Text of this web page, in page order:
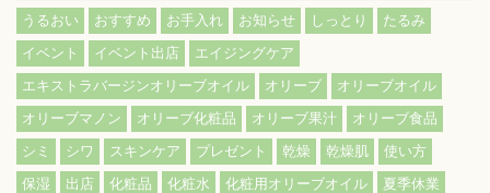
うるおい おすすめ お手入れ お知らせ しっとり
たるみ
イベント
イベント出店
エイジングケア
エキストラバージンオリーブオイル
オリーブ
オリーブオイル
オリーブマノン
オリーブ化粧品 オリーブ果汁
オリーブ食品
シミ
シワ スキンケア プレゼント 乾燥 乾燥肌
使い方
保湿
出店 化粧品 化粧水 化粧用オリーブオイル
夏季休業